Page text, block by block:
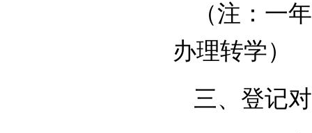
（注：一
办理转学）
三、登记